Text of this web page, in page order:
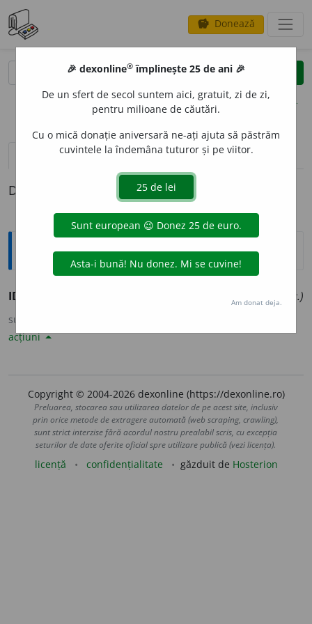
savings Donează
clear
opțiuni
definiții (1)
Definiția cu ID-ul 994059:
Sinonime
IDOLATRIZ (~ cuiva.)
sursa:
acțiuni
Copyright © 2004-2026 dexonline (https://dexonline.ro)
Preluarea, stocarea sau utilizarea datelor de pe acest site, inclusiv
prin orice metode de extragere automată (web scraping, crawling),
sunt strict interzise fără acordul nostru prealabil scris, cu excepția
seturilor de date oferite oficial spre utilizare publică (vezi licența).
licență confidențialitate găzduit de Hosterion
🎉 dexonline® împlinește 25 de ani 🎉
De un sfert de secol suntem aici, gratuit, zi de zi,
pentru milioane de căutări.
Cu o mică donație aniversară ne-ați ajuta să păstrăm
cuvintele la îndemâna tuturor și pe viitor.
Am donat deja.